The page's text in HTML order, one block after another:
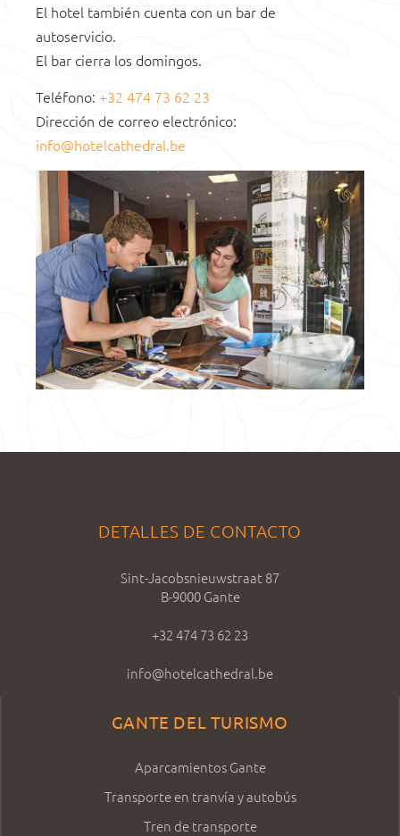
El hotel también cuenta con un bar de
autoservicio.
El bar cierra los domingos.
Teléfono: +32 474 73 62 23
Dirección de correo electrónico:
info@hotelcathedral.be
DETALLES DE CONTACTO
Sint-Jacobsnieuwstraat 87
B-9000 Gante
+32 474 73 62 23
info@hotelcathedral.be
GANTE DEL TURISMO
Aparcamientos Gante
Transporte en tranvía y autobús
Tren de transporte